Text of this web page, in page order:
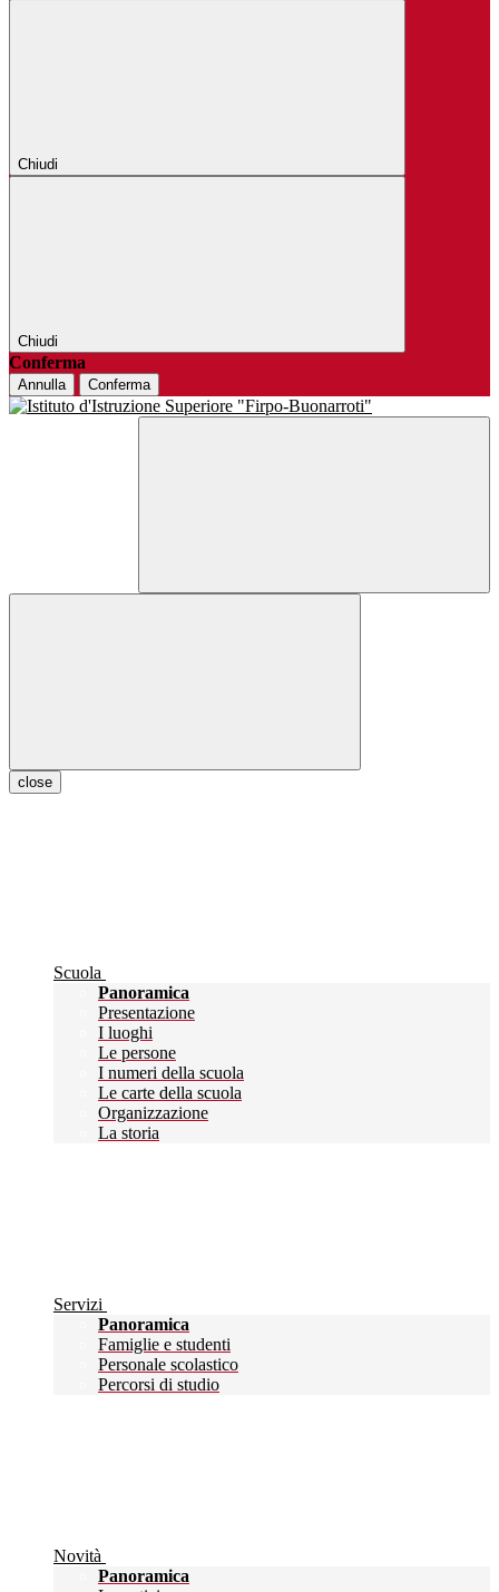
Chiudi
Chiudi
Conferma
Annulla Conferma
close
Scuola
Panoramica
Presentazione
I luoghi
Le persone
I numeri della scuola
Le carte della scuola
Organizzazione
La storia
Servizi
Panoramica
Famiglie e studenti
Personale scolastico
Percorsi di studio
Novità
Panoramica